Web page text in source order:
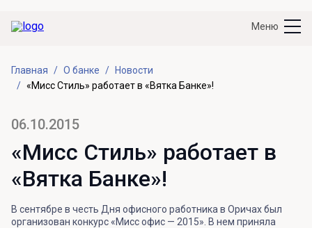
Меню
Главная О банке
Новости
«Мисс Стиль» работает в «Вятка Банке»!
06.10.2015
«Мисс Стиль» работает в
«Вятка Банке»!
В сентябре в честь Дня офисного работника в Оричах был
организован конкурс «Мисс офис — 2015». В нем приняла